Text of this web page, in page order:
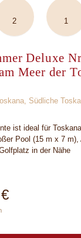
2 1
Deluxe
Meer der
Südliche
ist ideal für
Pool (15 m x 7 m),
in der Nähe